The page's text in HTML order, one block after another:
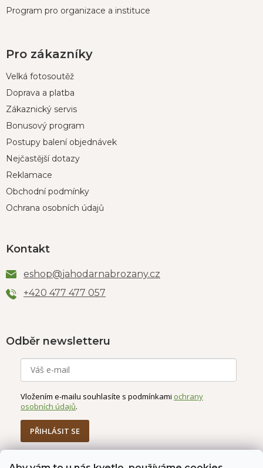
Program pro organizace a instituce
Pro zákazníky
Velká fotosoutěž
Doprava a platba
Zákaznický servis
Bonusový program
Postupy balení objednávek
Nejčastější dotazy
Reklamace
Obchodní podmínky
Ochrana osobních údajů
Kontakt
eshop@jahodarnabrozany.cz
+420 477 477 057
Odběr newsletteru
Vložením e-mailu souhlasíte s podmínkami ochrany
osobních údajů.
PŘIHLÁSIT SE